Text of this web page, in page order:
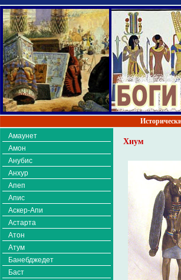
Амаунет
Амон
Анубис
Анхур
Апеп
Апис
Аскер-Апи
Астарта
Атон
Атум
Банебджедет
Баст
Хнум